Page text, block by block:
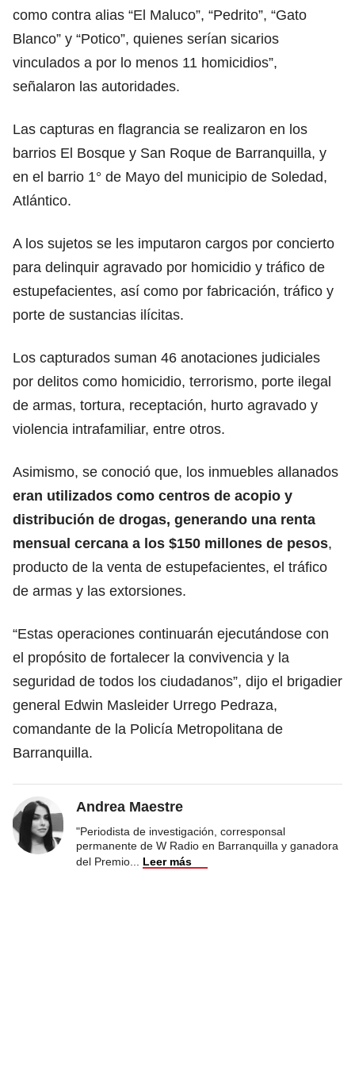
como contra alias “El Maluco”, “Pedrito”, “Gato
Blanco” y “Potico”, quienes serían sicarios
vinculados a por lo menos 11 homicidios”,
señalaron las autoridades.
Las capturas en flagrancia se realizaron en los
barrios El Bosque y San Roque de Barranquilla, y
en el barrio 1° de Mayo del municipio de Soledad,
Atlántico.
A los sujetos se les imputaron cargos por concierto
para delinquir agravado por homicidio y tráfico de
estupefacientes, así como por fabricación, tráfico y
porte de sustancias ilícitas.
Los capturados suman 46 anotaciones judiciales
por delitos como homicidio, terrorismo, porte ilegal
de armas, tortura, receptación, hurto agravado y
violencia intrafamiliar, entre otros.
Asimismo, se conoció que, los inmuebles allanados
eran utilizados como centros de acopio y
distribución de drogas, generando una renta
mensual cercana a los $150 millones de pesos,
producto de la venta de estupefacientes, el tráfico
de armas y las extorsiones.
“Estas operaciones continuarán ejecutándose con
el propósito de fortalecer la convivencia y la
seguridad de todos los ciudadanos”, dijo el brigadier
general Edwin Masleider Urrego Pedraza,
comandante de la Policía Metropolitana de
Barranquilla.
Andrea Maestre
"Periodista de investigación, corresponsal
permanente de W Radio en Barranquilla y ganadora
del Premio
Leer más